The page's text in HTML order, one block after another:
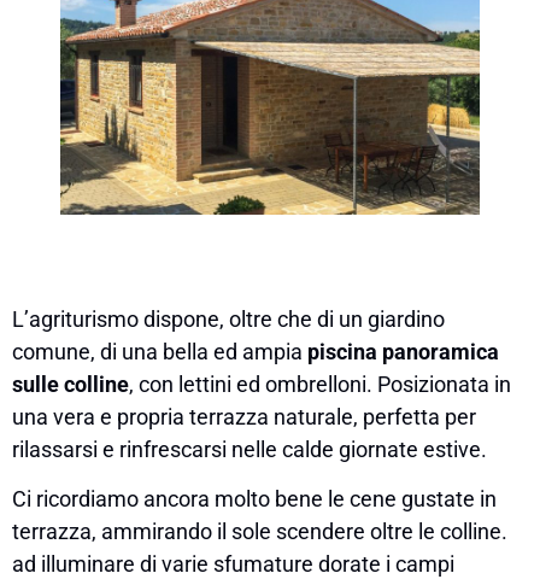
L’agriturismo dispone, oltre che di un giardino
comune, di una bella ed ampia piscina panoramica
sulle colline, con lettini ed ombrelloni. Posizionata in
una vera e propria terrazza naturale, perfetta per
rilassarsi e rinfrescarsi nelle calde giornate estive.
Ci ricordiamo ancora molto bene le cene gustate in
terrazza, ammirando il sole scendere oltre le colline.
ad illuminare di varie sfumature dorate i campi